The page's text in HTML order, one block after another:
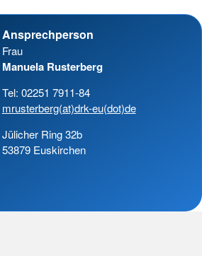
Ansprechperson
Frau
Manuela Rusterberg
Tel: 02251 7911-84
mrusterberg(at)drk-eu(dot)de
Jülicher Ring 32b
53879 Euskirchen